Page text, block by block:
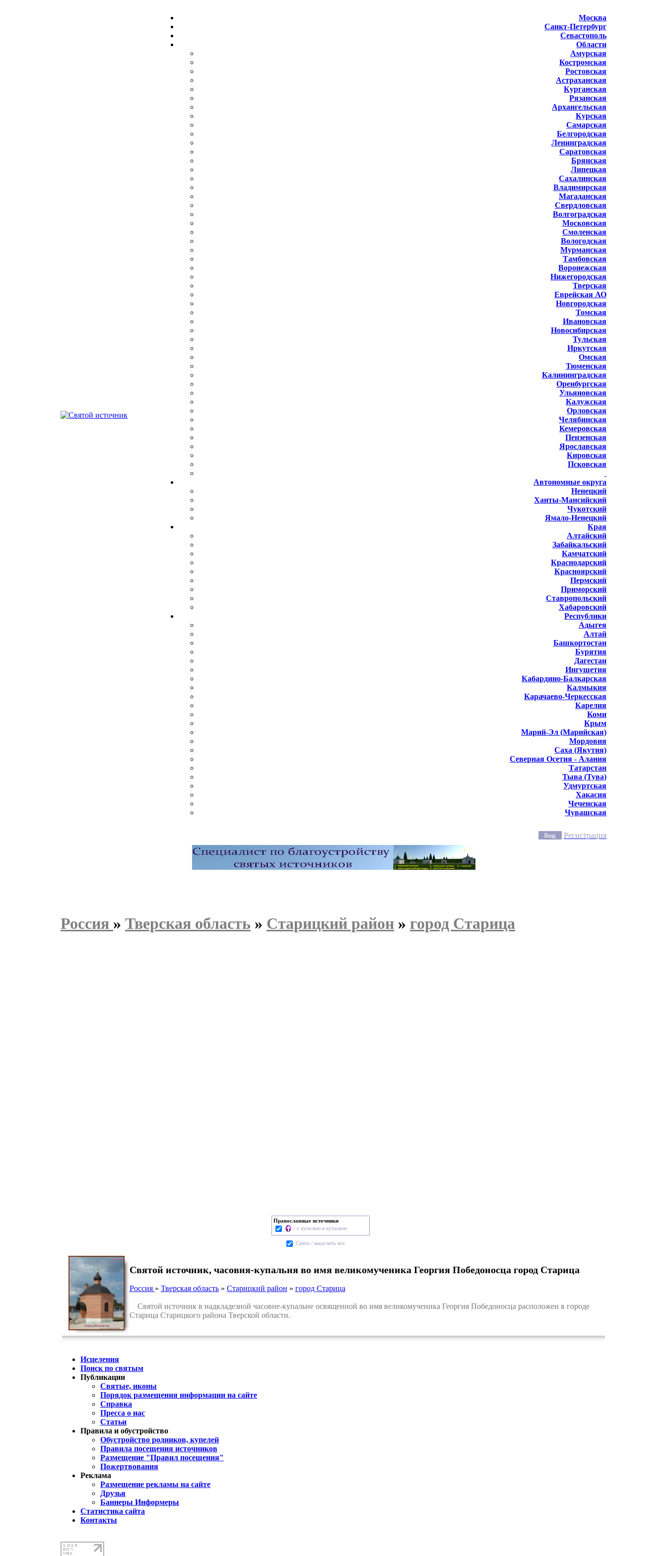
Москва
Санкт-Петербург
Севастополь
Области
Амурская
Костромская
Ростовская
Астраханская
Курганская
Рязанская
Архангельская
Курская
Самарская
Белгородская
Ленинградская
Саратовская
Брянская
Липецкая
Сахалинская
Владимирская
Магаданская
Свердловская
Волгоградская
Московская
Смоленская
Вологодская
Мурманская
Тамбовская
Воронежская
Нижегородская
Тверская
Еврейская АО
Новгородская
Томская
Ивановская
Новосибирская
Тульская
Иркутская
Омская
Тюменская
Калининградская
Оренбургская
Ульяновская
Калужская
Орловская
Челябинская
Кемеровская
Пензенская
Ярославская
Кировская
Псковская
Автономные округа
Ненецкий
Ханты-Мансийский
Чукотский
Ямало-Ненецкий
Края
Алтайский
Забайкальский
Камчатский
Краснодарский
Красноярский
Пермский
Приморский
Ставропольский
Хабаровский
Республики
Адыгея
Алтай
Башкортостан
Бурятия
Дагестан
Ингушетия
Кабардино-Балкарская
Калмыкия
Карачаево-Черкесская
Карелия
Коми
Крым
Марий-Эл (Марийская)
Мордовия
Саха (Якутия)
Северная Осетия - Алания
Татарстан
Тыва (Тува)
Удмуртская
Хакасия
Чеченская
Чувашская
Регистрация
Россия » Тверская область » Старицкий район » город Старица
Православные источники
- с купелью в купальне
Cнять / выделить все
Святой источник, часовня-купальня во имя великомученика Георгия Победоносца город Старица
Россия » Тверская область» Старицкий район » город Старица
Святой источник в надкладезной часовне-купальне освященной во имя великомученика Георгия Победоносца расположен в городе
Старица Старицкого района Тверской области.
Исцеления
Поиск по святым
Публикации
Святые, иконы
Порядок размещения информации на сайте
Справка
Пресса о нас
Статьи
Правила и обустройство
Обустройство родников, купелей
Правила посещения источников
Размещение "Правил посещения"
Пожертвования
Реклама
Размещение рекламы на сайте
Друзья
Баннеры Информеры
Статистика сайта
Контакты